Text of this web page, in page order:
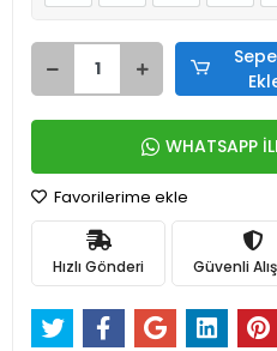
WHATSAPP
Favorilerime ekle
Hızlı Gönderi Güvenli